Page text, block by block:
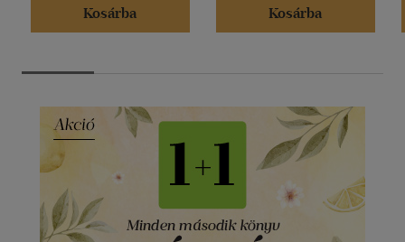
Kosárba
Kosárba